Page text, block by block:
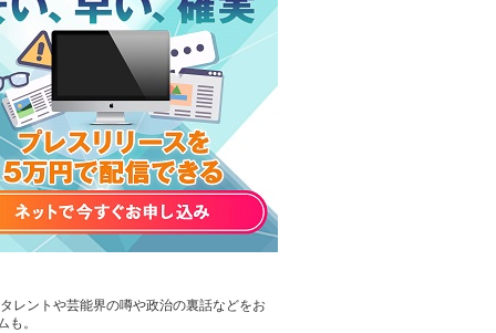
レントや芸能界の噂や政治の裏話などをお
。